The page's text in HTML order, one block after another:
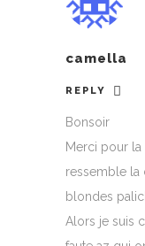
camella
REPLY
Bonsoir
Merci pour
ressemble la
blondes
Alors je suis